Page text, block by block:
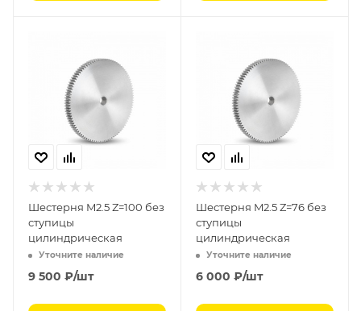
Шестерня M2.5 Z=100 без
ступицы
цилиндрическая
Уточните наличие
9 500 ₽/шт
Шестерня M2.5 Z=76 без
ступицы
цилиндрическая
Уточните наличие
6 000 ₽/шт